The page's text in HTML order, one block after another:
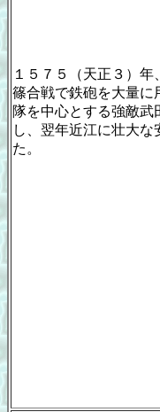
１５７５（天正３）
篠合戦で鉄砲を大量に
隊を中心とする強敵武
し、翌年近江に壮大な
た。